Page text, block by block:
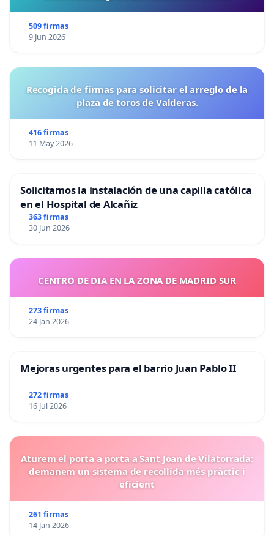
509 firmas
9 Jun 2026
Recogida de firmas para solicitar el arreglo de la
plaza de toros de Valderas.
416 firmas
11 May 2026
Solicitamos la instalación de una capilla católica
en el Hospital de Alcañiz
363 firmas
30 Jun 2026
CENTRO DE DIA EN LA ZONA DE MADRID SUR
273 firmas
24 Jan 2026
Mejoras urgentes para el barrio Juan Pablo II
272 firmas
16 Jul 2026
Aturem el porta a porta a Sant Joan de Vilatorrada:
demanem un sistema de recollida més pràctic i
eficient
261 firmas
14 Jan 2026